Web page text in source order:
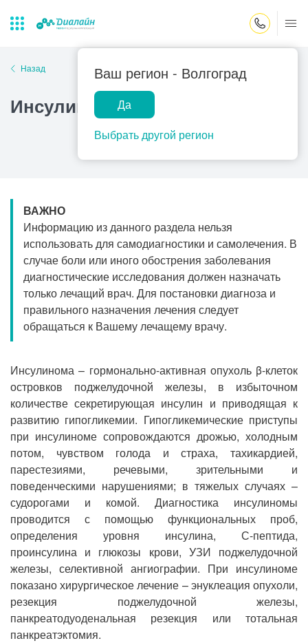
Ваш регион - Волгоград
Да
Выбрать другой регион
Лаборатории
Центр помощи
на дому
Закрыть поиск
Популярные запросы
Прием гинеколога
Прием гастроэнтеролога
Прием офтальмолога
Прием уролога
Прием хирурга
Прием кардиолога
Назад
Инсулинома
ВАЖНО
Информацию из данного раздела нельзя
использовать для самодиагностики и самолечения. В
случае боли или иного обострения заболевания
диагностические исследования должен назначать
только лечащий врач. Для постановки диагноза и
правильного назначения лечения следует
обращаться к Вашему лечащему врачу.
Инсулинома – гормонально-активная опухоль β-клеток
островков поджелудочной железы, в избыточном
количестве секретирующая инсулин и приводящая к
развитию гипогликемии. Гипогликемические приступы
при инсулиноме сопровождаются дрожью, холодным
потом, чувством голода и страха, тахикардией,
парестезиями, речевыми, зрительными и
поведенческими нарушениями; в тяжелых случаях –
судорогами и комой. Диагностика инсулиномы
проводится с помощью функциональных проб,
определения уровня инсулина, С-пептида,
проинсулина и глюкозы крови, УЗИ поджелудочной
железы, селективной ангиографии. При инсулиноме
показано хирургическое лечение – энуклеация опухоли,
резекция поджелудочной железы,
панкреатодуоденальная резекция или тотальная
панкреатэктомия.